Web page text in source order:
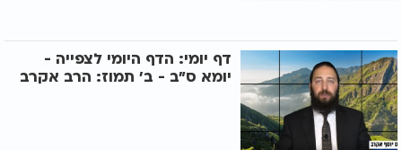
דף יומי: הדף היומי לצפייה -
יומא ס"ב - ב’ תמוז: הרב אקרב